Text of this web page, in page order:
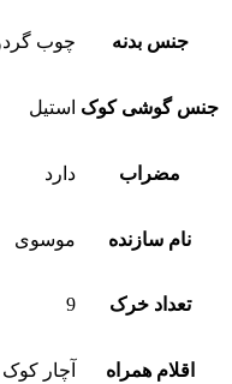
جنس بدنه چوب
جنس گوشی کوک استیل
مضراب دارد
نام سازنده موسوی
تعداد خرک 9
اقلام همراه آچار